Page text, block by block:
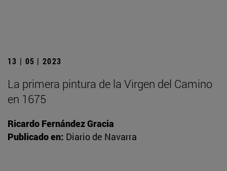
13 | 05 | 2023
La primera pintura de la Virgen del Camino
en 1675
Ricardo Fernández Gracia
Publicado en: Diario de Navarra